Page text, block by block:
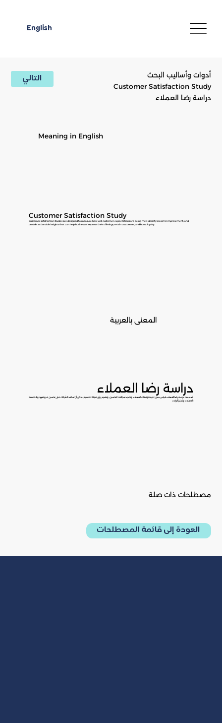
English
التالي
Customer Satisfaction Study
دراسة رضا العملاء
أدوات وأساليب البحث
Meaning in English
Customer Satisfaction Study
Customer satisfaction studies are designed to measure how well customer expectations are being met, identify areas for improvement, and
provide actionable insights that can help businesses improve their offerings, retain customers, and boost loyalty.
المعنى بالعربية
دراسة رضا العملاء
صُممت دراسة رضا العملاء قياس مدى تلبية توقعات العملاء، وتحديد مجالات التحسين، وتقديم رؤى قابلة للتنفيذ يمكن أن تساعد الشركات على تحسين عروضها، والاحتفاظ
بالعملاء، وتعزيز الولاء.
مصطلحات ذات صلة
العودة إلى قائمة المصطلحات